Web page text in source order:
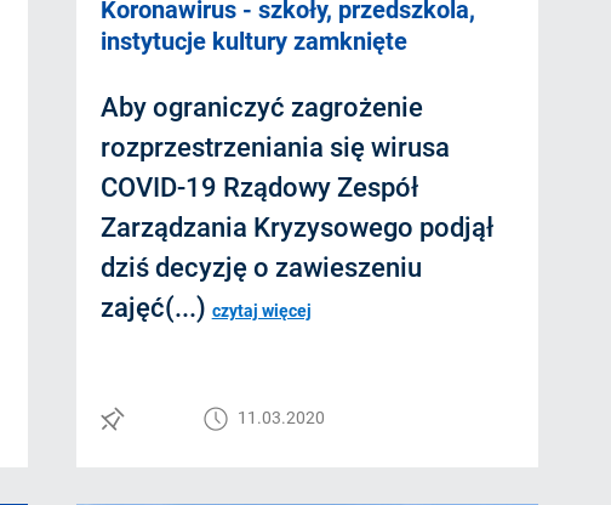
Koronawirus - szkoły, przedszkola,
instytucje kultury zamknięte
Aby ograniczyć zagrożenie
rozprzestrzeniania się wirusa
COVID-19 Rządowy Zespół
Zarządzania Kryzysowego podjął
dziś decyzję o zawieszeniu
zajęć(...) czytaj więcej
11.03.2020